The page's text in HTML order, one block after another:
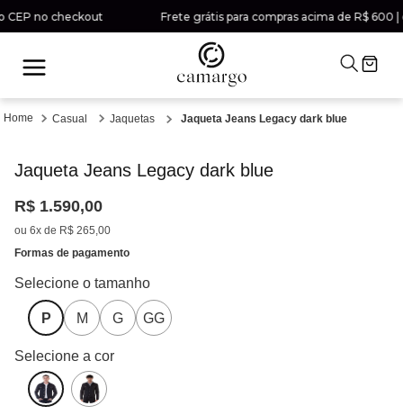
no checkout Frete grátis para compras acima de R$ 600 |
Casual Jaquetas Jaqueta Jeans Legacy dark blue
Jaqueta Jeans Legacy dark blue
R$ 1.590,00
ou 6x de R$ 265,00
Formas de pagamento
P M G GG
Selecione a cor